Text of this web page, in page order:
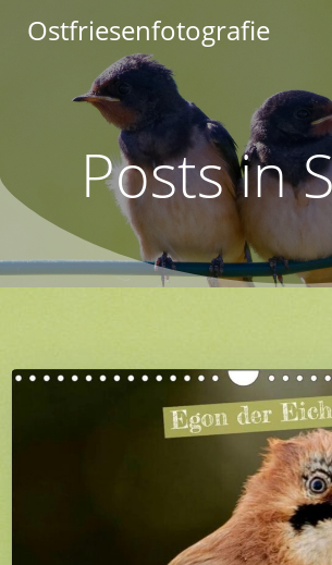
Inhalt
Ostfriesenfotografie
Posts in